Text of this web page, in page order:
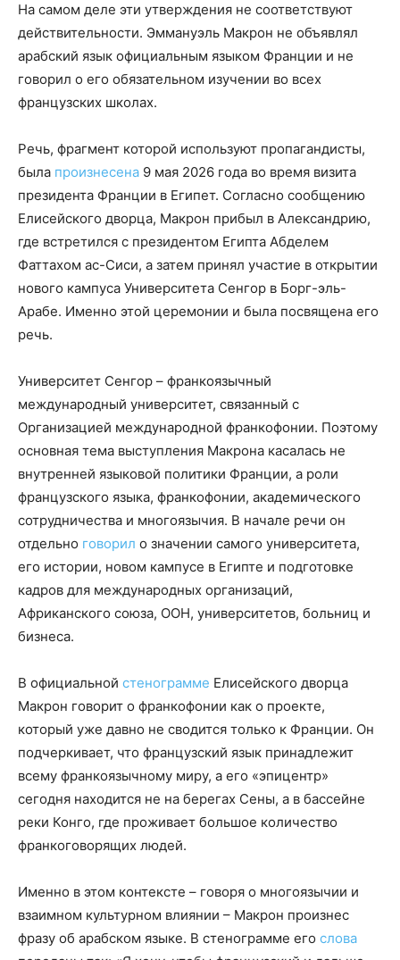
На самом деле эти утверждения не соответствуют
действительности. Эммануэль Макрон не объявлял
арабский язык официальным языком Франции и не
говорил о его обязательном изучении во всех
французских школах.
Речь, фрагмент которой используют пропагандисты,
была произнесена 9 мая 2026 года во время визита
президента Франции в Египет. Согласно сообщению
Елисейского дворца, Макрон прибыл в Александрию,
где встретился с президентом Египта Абделем
Фаттахом ас-Сиси, а затем принял участие в открытии
нового кампуса Университета Сенгор в Борг-эль-
Арабе. Именно этой церемонии и была посвящена его
речь.
Университет Сенгор – франкоязычный
международный университет, связанный с
Организацией международной франкофонии. Поэтому
основная тема выступления Макрона касалась не
внутренней языковой политики Франции, а роли
французского языка, франкофонии, академического
сотрудничества и многоязычия. В начале речи он
отдельно говорил о значении самого университета,
его истории, новом кампусе в Египте и подготовке
кадров для международных организаций,
Африканского союза, ООН, университетов, больниц и
бизнеса.
В официальной стенограмме Елисейского дворца
Макрон говорит о франкофонии как о проекте,
который уже давно не сводится только к Франции. Он
подчеркивает, что французский язык принадлежит
всему франкоязычному миру, а его «эпицентр»
сегодня находится не на берегах Сены, а в бассейне
реки Конго, где проживает большое количество
франкоговорящих людей.
Именно в этом контексте – говоря о многоязычии и
взаимном культурном влиянии – Макрон произнес
фразу об арабском языке. В стенограмме его слова